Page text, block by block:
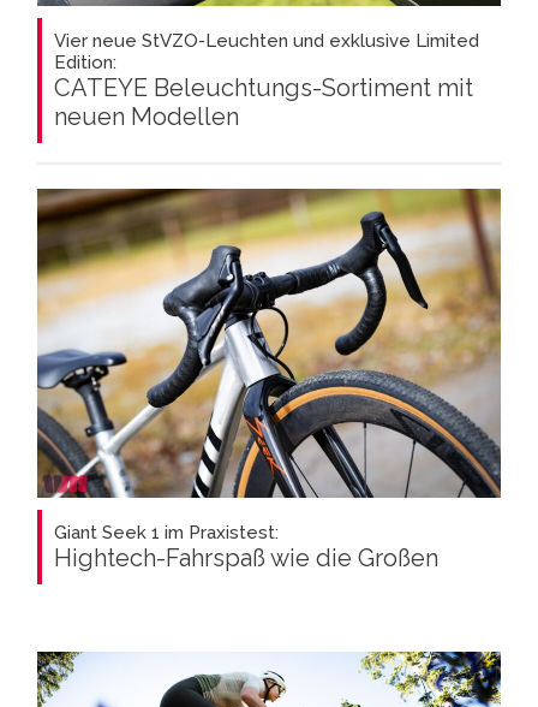
Vier neue StVZO-Leuchten und exklusive Limited
Edition:
CATEYE Beleuchtungs-Sortiment mit
neuen Modellen
Giant Seek 1 im Praxistest:
Hightech-Fahrspaß wie die Großen